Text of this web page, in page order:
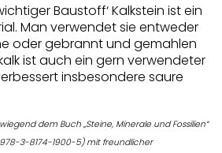
Baustoff‘ Kalkstein ist ein
Man verwendet sie entweder
oder gebrannt und gemahlen
ist auch ein gern verwendeter
insbesondere saure
dem Buch „Steine, Minerale und Fossilien“
978-3-8174-1900-5) mit freundlicher